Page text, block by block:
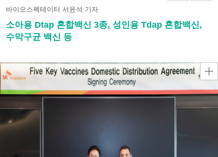
바이오스펙테이터 서윤석 기자
소아용 Dtap 혼합백신 3종, 성인용 Tdap 혼합백신,
수막구균 백신 등